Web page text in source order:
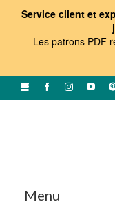
Service client et
Les patrons PDF
Menu